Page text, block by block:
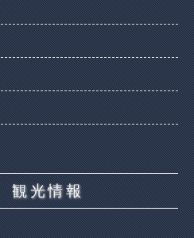
観光情報